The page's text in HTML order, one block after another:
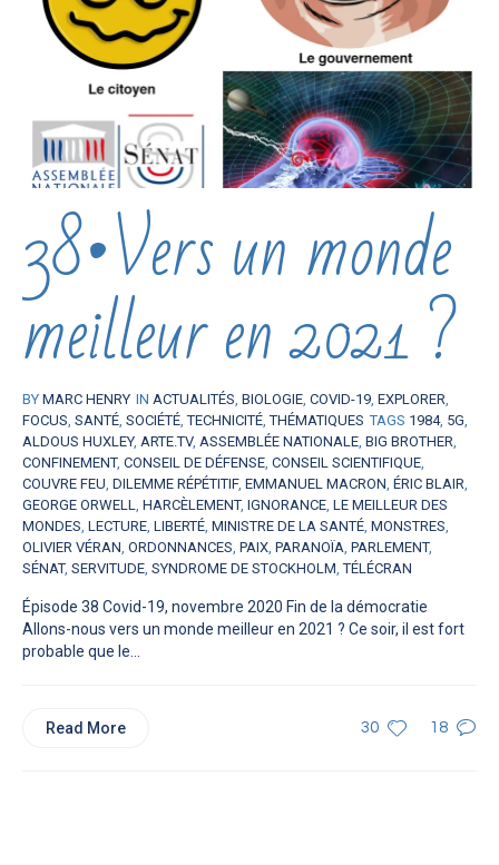
38•Vers un monde
meilleur en 2021 ?
BY MARC HENRY IN ACTUALITÉS, BIOLOGIE, COVID-19, EXPLORER,
FOCUS, SANTÉ, SOCIÉTÉ,TECHNICITÉ,THÉMATIQUES TAGS 1984, 5G,
ALDOUS HUXLEY, ARTE.TV, ASSEMBLÉE NATIONALE, BIG BROTHER,
CONFINEMENT, CONSEIL DE DÉFENSE, CONSEIL SCIENTIFIQUE,
COUVRE FEU, DILEMME RÉPÉTITIF, EMMANUEL MACRON, ÉRIC BLAIR,
GEORGE ORWELL, HARCÈLEMENT, IGNORANCE, LE MEILLEUR DES
MONDES, LECTURE, LIBERTÉ, MINISTRE DE LA SANTÉ, MONSTRES,
OLIVIER VÉRAN, ORDONNANCES, PAIX, PARANOÏA, PARLEMENT,
SÉNAT, SERVITUDE, SYNDROME DE STOCKHOLM,TÉLÉCRAN
Épisode 38 Covid-19, novembre 2020 Fin de la démocratie
Allons-nous vers un monde meilleur en 2021 ? Ce soir, il est fort
probable que le...
30 18
Read More